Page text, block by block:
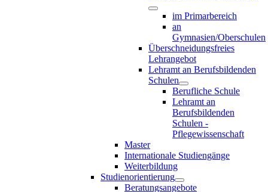
im Primarbereich
an
Gymnasien/Oberschulen
Überschneidungsfreies
Lehrangebot
Lehramt an Berufsbildenden
Schulen
Berufliche Schule
Lehramt an
Berufsbildenden
Schulen -
Pflegewissenschaft
Master
Internationale Studiengänge
Weiterbildung
Studienorientierung
Beratungsangebote